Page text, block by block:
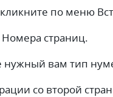
по меню
страниц.
нужный вам тип
со второй